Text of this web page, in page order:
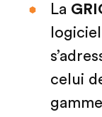
La
celui